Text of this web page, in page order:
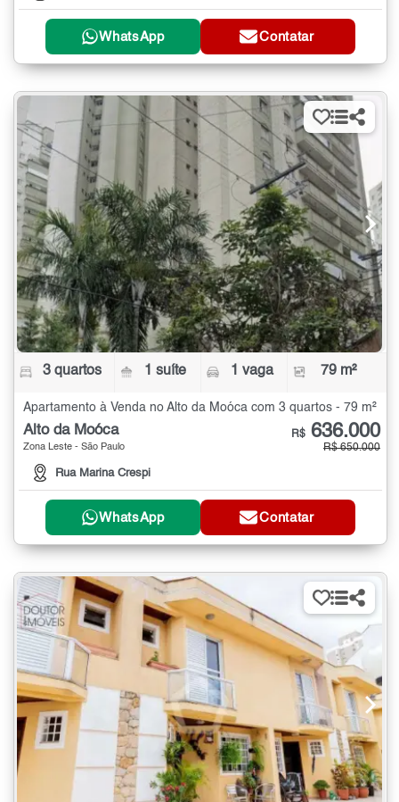
WhatsApp Contatar
3 quartos 1 suíte 1 vaga 79 m²
Apartamento à Venda no Alto da Moóca com 3 quartos - 79 m²
Alto da Moóca
Zona Leste - São Paulo
Rua Marina Crespi
R$ 636.000
R$ 650.000
WhatsApp Contatar